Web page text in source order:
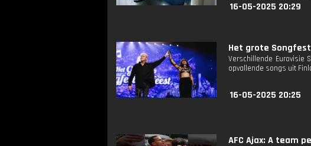
16-05-2025 20:29
Het grote
Verschillende Eurovisie
opvallende songs uit
16-05-2025 20:25
AFC Ajax: A team